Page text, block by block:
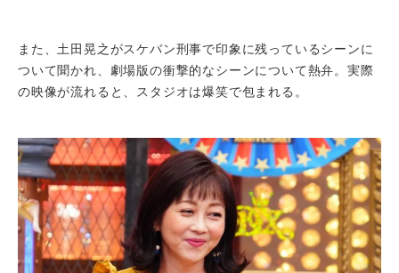
また、土田晃之がスケバン刑事で印象に残っているシーンに
ついて聞かれ、劇場版の衝撃的なシーンについて熱弁。実際
の映像が流れると、スタジオは爆笑で包まれる。